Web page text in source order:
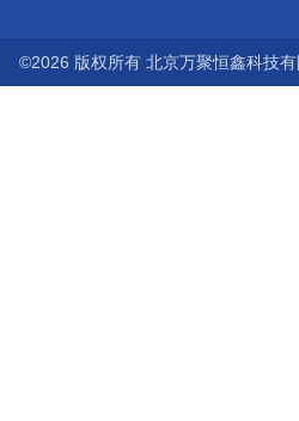
©2026 版权所有 北京万聚恒鑫科技